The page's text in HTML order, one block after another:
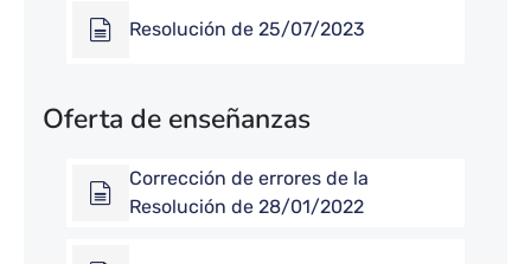
Resolución de 25/07/2023
Oferta de enseñanzas
Corrección de errores de la
Resolución de 28/01/2022